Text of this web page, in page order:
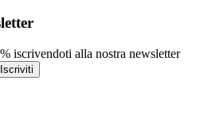
iscrivendoti alla nostra newsletter
Iscriviti